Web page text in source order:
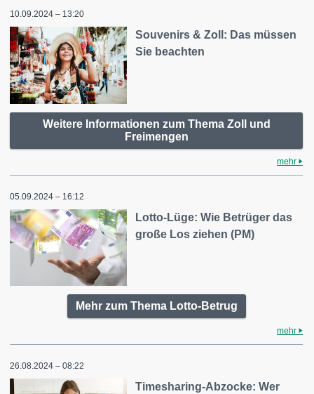
10.09.2024 – 13:20
Souvenirs & Zoll: Das müssen
Sie beachten
Weitere Informationen zum Thema Zoll und
Freimengen
mehr
05.09.2024 – 16:12
Lotto-Lüge: Wie Betrüger das
große Los ziehen (PM)
Mehr zum Thema Lotto-Betrug
mehr
26.08.2024 – 08:22
Timesharing-Abzocke: Wer